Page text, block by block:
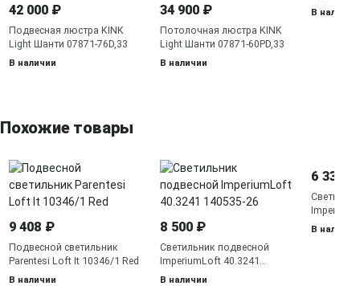
42 000 ₽
Подвесная люстра KINK
Light Шанти 07871-76D,33
В наличии
34 900 ₽
Потолочная люстра KINK
Light Шанти 07871-60PD,33
В наличии
В наличии
Похожие товары
9 408 ₽
Подвесной светильник
Parentesi Loft It 10346/1 Red
В наличии
8 500 ₽
Светильник подвесной
ImperiumLoft 40.3241
140535-26
В наличии
6 330 ₽
140781-26
В наличии